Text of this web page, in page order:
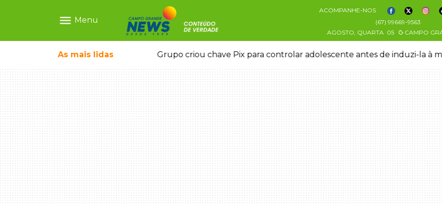
menu Menu
ACOMPANHE-NOS
(67) 99669-9563
AGOSTO, QUARTA 05 CAMPO
As mais lidas
deixou 4 mortos e 8 feridos Grupo criou chave Pix para controlar adolescente antes de induzi-la à